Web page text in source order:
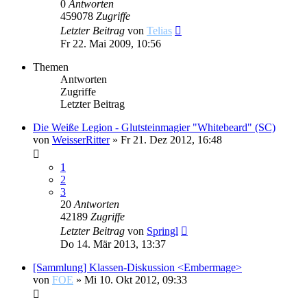
0 Antworten
459078 Zugriffe
Letzter Beitrag von Telias
Fr 22. Mai 2009, 10:56
Themen
Antworten
Zugriffe
Letzter Beitrag
Die Weiße Legion - Glutsteinmagier "Whitebeard" (SC)
von WeisserRitter» Fr 21. Dez 2012, 16:48
1
2
3
20 Antworten
42189 Zugriffe
Letzter Beitrag von Springl
Do 14. Mär 2013, 13:37
[Sammlung] Klassen-Diskussion <Embermage>
von FOE » Mi 10. Okt 2012, 09:33